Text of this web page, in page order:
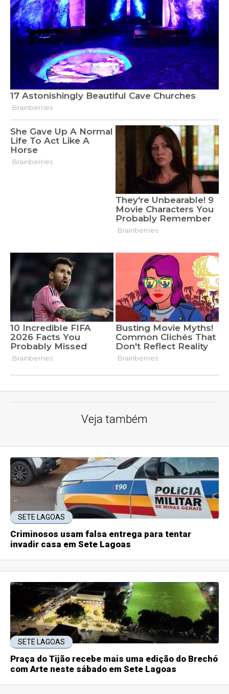
Veja também
SETE LAGOAS
Criminosos usam falsa entrega para tentar
invadir casa em Sete Lagoas
SETE LAGOAS
Praça do Tijão recebe mais uma edição do Brechó
com Arte neste sábado em Sete Lagoas